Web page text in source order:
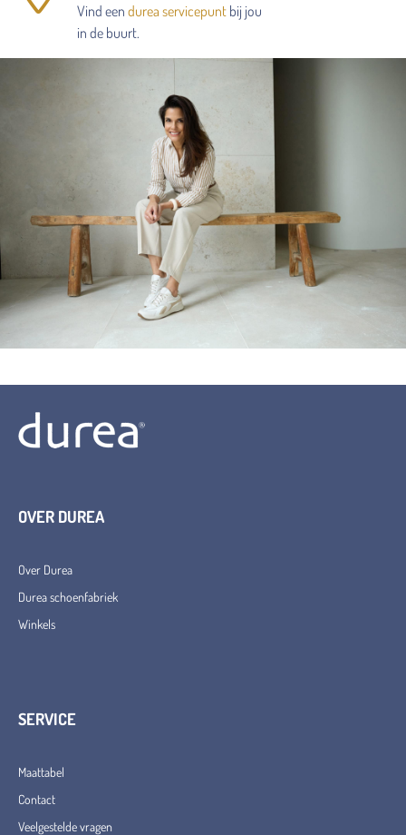
Vind een durea servicepunt bij jou
in de buurt.
OVER DUREA
Over Durea
Durea schoenfabriek
Winkels
SERVICE
Maattabel
Contact
Veelgestelde vragen